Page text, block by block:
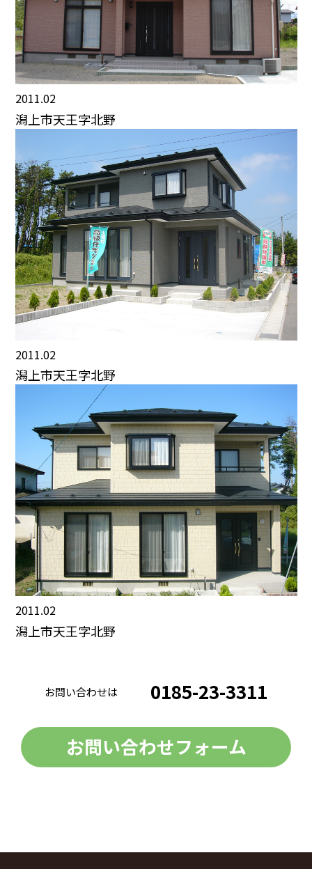
2011.02
潟上市天王字北野
2011.02
潟上市天王字北野
2011.02
潟上市天王字北野
お問い合わせは 0185-23-3311
お問い合わせフォーム